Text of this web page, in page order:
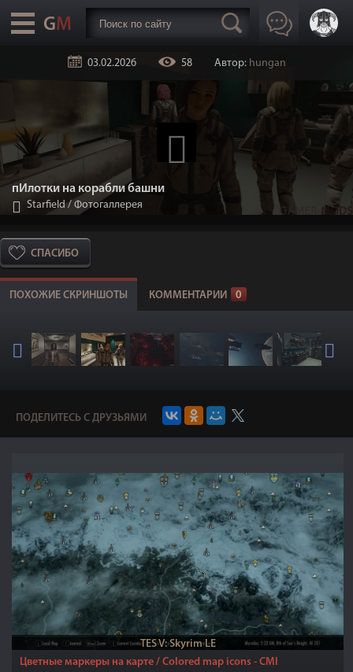
03.02.2026 58 Автор: hungan
пИлотки на корабли башни
Starfield/ Фотогаллерея
СПАСИБО
ПОХОЖИЕ СКРИНШОТЫ КОММЕНТАРИИ 0
ПОДЕЛИТЕСЬ С ДРУЗЬЯМИ
TES V: Skyrim LE
Цветные маркеры на карте / Colored map icons - CMI